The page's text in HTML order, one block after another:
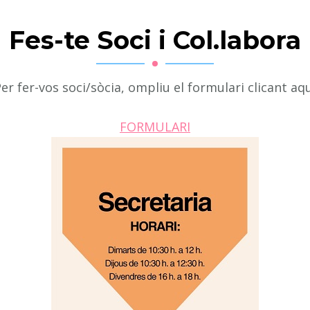
Fes-te Soci i Col.labora
fer-vos soci/sòcia, ompliu el formulari clicant
FORMULARI